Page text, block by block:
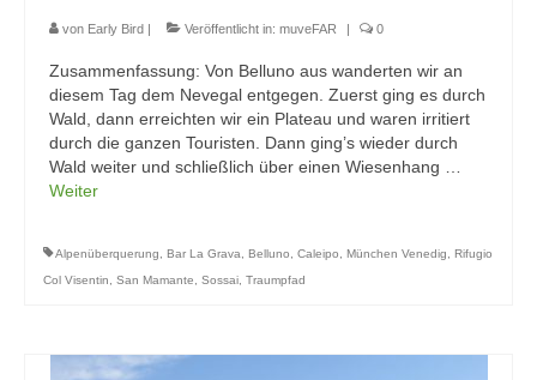
von Early Bird Veröffentlicht in: muveFAR 0
Zusammenfassung: Von Belluno aus wanderten wir an
diesem Tag dem Nevegal entgegen. Zuerst ging es durch
Wald, dann erreichten wir ein Plateau und waren irritiert
durch die ganzen Touristen. Dann ging’s wieder durch
Wald weiter und schließlich über einen Wiesenhang …
Weiter
Alpenüberquerung, Bar La Grava, Belluno, Caleipo, München Venedig, Rifugio
Col Visentin, San Mamante, Sossai, Traumpfad